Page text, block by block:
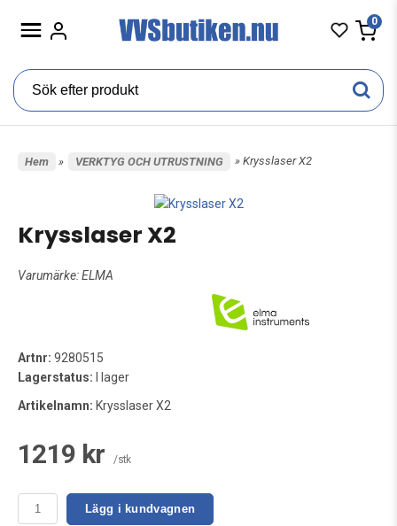
0
Hem » VERKTYG OCH UTRUSTNING » Krysslaser X2
Krysslaser X2
Varumärke:ELMA
Artnr: 9280515
Lagerstatus: I lager
Artikelnamn: Krysslaser X2
1219 kr /stk
Lägg i kundvagnen